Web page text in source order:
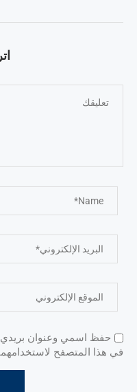
حفظ اسمي وعنوان بريدي
في هذا المتصفح